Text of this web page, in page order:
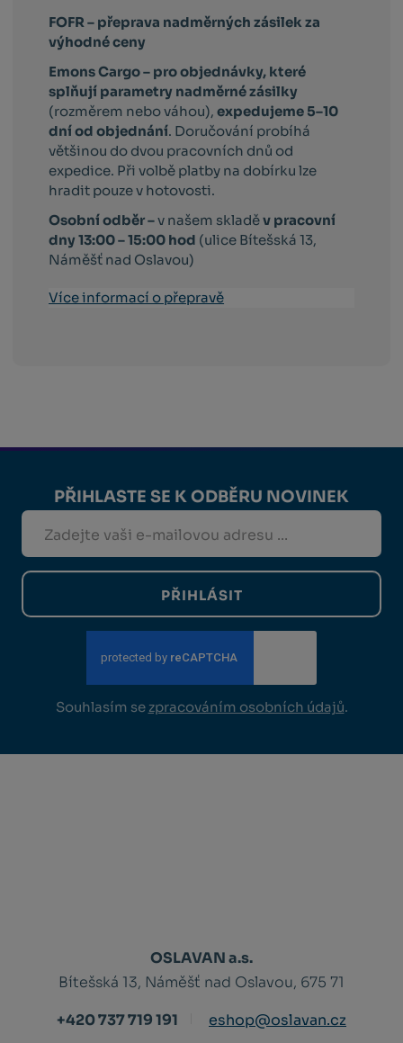
FOFR – přeprava nadměrných zásilek za
výhodné ceny
Emons Cargo – pro objednávky, které
splňují parametry nadměrné zásilky
(rozměrem nebo váhou),expedujeme 5–10
dní od objednání. Doručování probíhá
většinou do dvou pracovních dnů od
expedice. Při volbě platby na dobírku lze
hradit pouze v hotovosti.
Osobní odběr –v našem skladěv pracovní
dny 13:00 – 15:00 hod (ulice Bítešská 13,
Náměšť nad Oslavou)
Více informací o přepravě
PŘIHLASTE SE K ODBĚRU NOVINEK
PŘIHLÁSIT
Souhlasím se zpracováním osobních údajů.
OSLAVAN a.s.
Bítešská 13, Náměšť nad Oslavou, 675 71
+420 737 719 191
eshop@oslavan.cz